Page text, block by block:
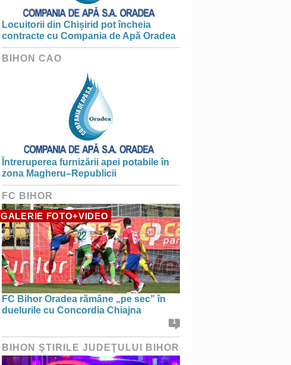
Locuitorii din Chișirid pot încheia
contracte cu Compania de Apă Oradea
BIHON CAO
Întreruperea furnizării apei potabile în
zona Magheru–Republicii
FC BIHOR
GALERIE FOTO+VIDEO
FC Bihor Oradea rămâne „pe sec” în
duelurile cu Concordia Chiajna
1
BIHON ŞTIRILE JUDEŢULUI BIHOR